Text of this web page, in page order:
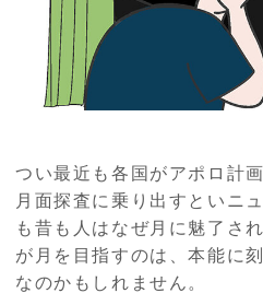
つい最近も各国がアポロ計
月面探査に乗り出すといニ
も昔も人はなぜ月に魅了さ
が月を目指すのは、本能に
なのかもしれません。